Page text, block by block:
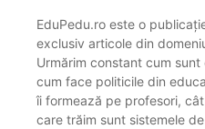
EduPedu.ro este o
exclusiv articole din
Urmărim constant cum
cum face politicile din
îi formează pe profesori,
care trăim sunt sistemele